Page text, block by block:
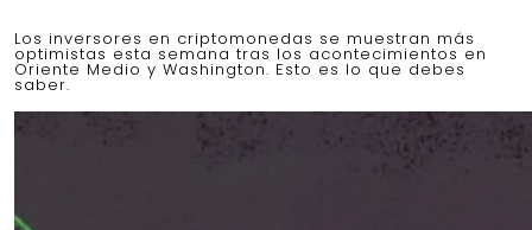
Los inversores en criptomonedas se muestran más
optimistas esta semana tras los acontecimientos en
Oriente Medio y Washington. Esto es lo que debes
saber.